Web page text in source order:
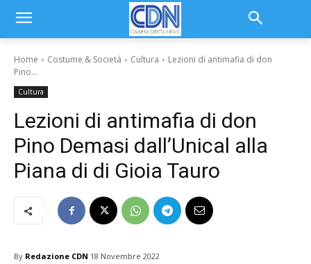
Home Costume & Società Cultura
Lezioni di antimafia di don
Pino...
Cultura
Lezioni di antimafia di don
Pino Demasi dall’Unical alla
Piana di di Gioia Tauro
By Redazione CDN 18 Novembre 2022